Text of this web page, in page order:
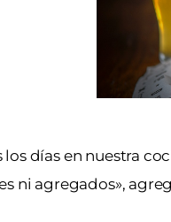
días en nuestra
ni agregados»,